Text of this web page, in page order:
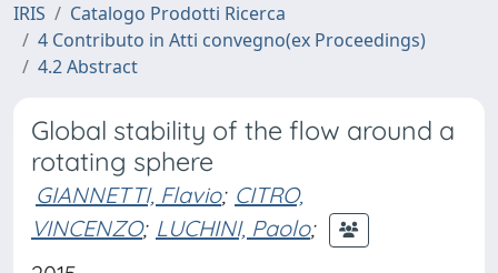
IRIS
Catalogo Prodotti Ricerca
4 Contributo in Atti convegno(ex Proceedings)
4.2 Abstract
Global stability of the flow around a
rotating sphere
GIANNETTI, Flavio; CITRO,
VINCENZO; LUCHINI, Paolo;